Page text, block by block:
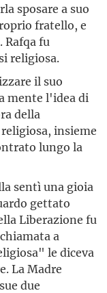
sposare a suo
fratello, e
Rafqa fu
religiosa.
il suo
mente l'idea di
della
insieme
lungo la
sentì una gioia
gettato
Liberazione fu
a
le diceva
La Madre
due